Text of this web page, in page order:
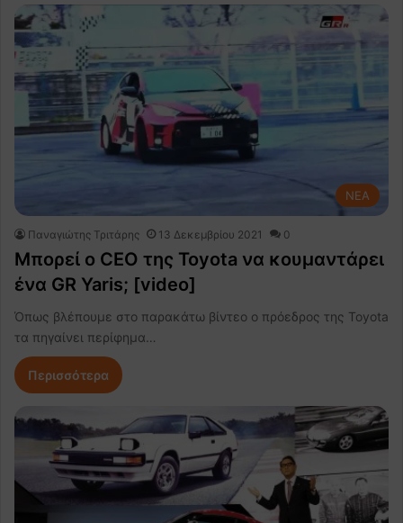
NEA
Παναγιώτης Τριτάρης 13 Δεκεμβρίου 2021 0
Μπορεί ο CEO της Toyota να κουμαντάρει
ένα GR Yaris; [video]
Όπως βλέπουμε στο παρακάτω βίντεο ο πρόεδρος της Toyota
τα πηγαίνει περίφημα…
Περισσότερα